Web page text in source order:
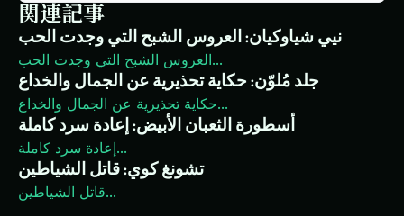
関連記事
نيي شياوكيان: العروس الشبح التي وجدت الحب
العروس الشبح التي وجدت الحب...
جلد مُلوّن: حكاية تحذيرية عن الجمال والخداع
حكاية تحذيرية عن الجمال والخداع...
أسطورة الثعبان الأبيض: إعادة سرد كاملة
إعادة سرد كاملة...
تشونغ كوي: قاتل الشياطين
قاتل الشياطين...